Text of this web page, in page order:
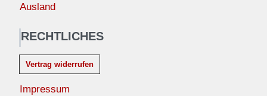
Ausland
RECHTLICHES
Vertrag widerrufen
Impressum